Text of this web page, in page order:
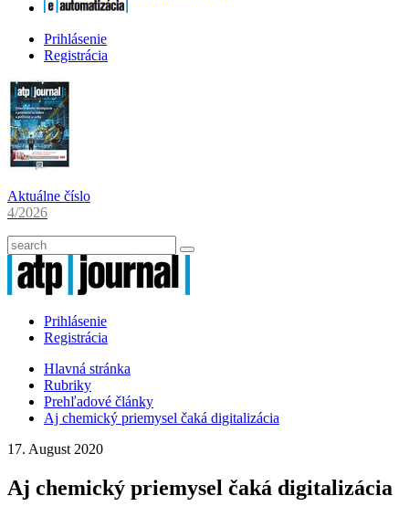
Prihlásenie
Registrácia
Aktuálne číslo
4/2026
Prihlásenie
Registrácia
Hlavná stránka
Rubriky
Prehľadové články
Aj chemický priemysel čaká digitalizácia
17. August 2020
Aj chemický priemysel čaká digitalizácia